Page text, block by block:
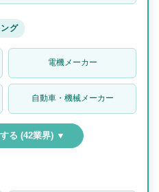
グ
電機メーカー
自動車・機械メーカー
る (42業界) ▼